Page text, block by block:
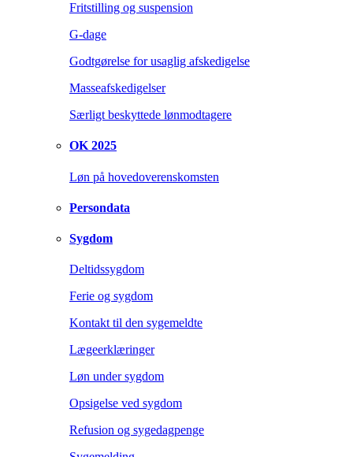
Fritstilling og suspension
G-dage
Godtgørelse for usaglig afskedigelse
Masseafskedigelser
Særligt beskyttede lønmodtagere
OK 2025
Løn på hovedoverenskomsten
Persondata
Sygdom
Deltidssygdom
Ferie og sygdom
Kontakt til den sygemeldte
Lægeerklæringer
Løn under sygdom
Opsigelse ved sygdom
Refusion og sygedagpenge